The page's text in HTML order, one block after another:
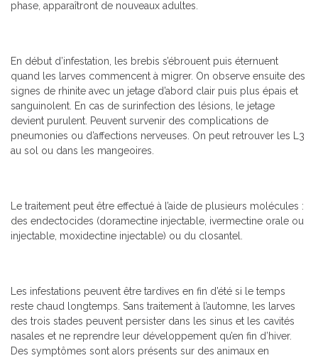
phase, apparaîtront de nouveaux adultes.
En début d’infestation, les brebis s’ébrouent puis éternuent
quand les larves commencent à migrer. On observe ensuite des
signes de rhinite avec un jetage d’abord clair puis plus épais et
sanguinolent. En cas de surinfection des lésions, le jetage
devient purulent. Peuvent survenir des complications de
pneumonies ou d’affections nerveuses. On peut retrouver les L3
au sol ou dans les mangeoires.
Le traitement peut être effectué à l’aide de plusieurs molécules :
des endectocides (doramectine injectable, ivermectine orale ou
injectable, moxidectine injectable) ou du closantel.
Les infestations peuvent être tardives en fin d’été si le temps
reste chaud longtemps. Sans traitement à l’automne, les larves
des trois stades peuvent persister dans les sinus et les cavités
nasales et ne reprendre leur développement qu’en fin d’hiver.
Des symptômes sont alors présents sur des animaux en